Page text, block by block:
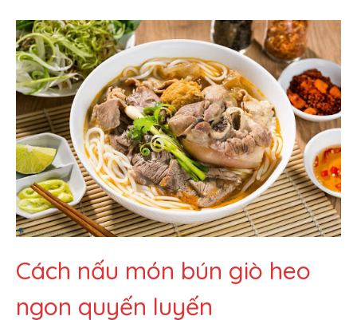
Cách nấu món bún giò heo
ngon quyến luyến